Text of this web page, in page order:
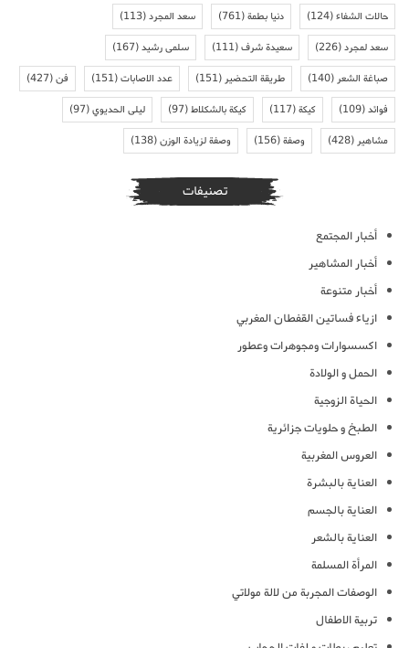
حالات الشفاء(124) دنيا بطمة(761) سعد المجرد(113)
سعد لمجرد(226) سعيدة شرف(111) سلمى رشيد(167)
صباغة الشعر(140) طريقة التحضير(151) عدد الاصابات(151) فن(427)
فوائد(109) كيكة(117) كيكة بالشكلاط(97) ليلى الحديوي(97)
مشاهير(428) وصفة(156) وصفة لزيادة الوزن(138)
تصنيفات
أخبار المجتمع
أخبار المشاهير
أخبار متنوعة
ازياء فساتين القفطان المغربي
اكسسوارات ومجوهرات وعطور
الحمل و الولادة
الحياة الزوجية
الطبخ و حلويات جزائرية
العروس المغربية
العناية بالبشرة
العناية بالجسم
العناية بالشعر
المرأة المسلمة
الوصفات المجربة من لالة مولاتي
تربية الاطفال